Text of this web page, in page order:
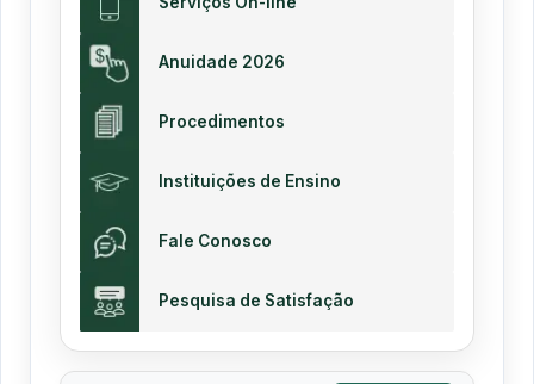
Anuidade 2026
Procedimentos
Instituições de Ensino
Fale Conosco
Pesquisa de Satisfação